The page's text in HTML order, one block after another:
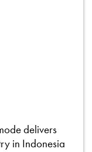
delivers
in Indonesia